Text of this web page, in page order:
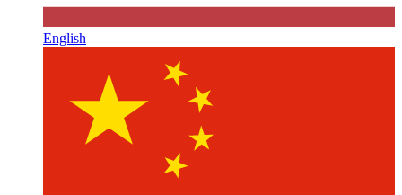
English